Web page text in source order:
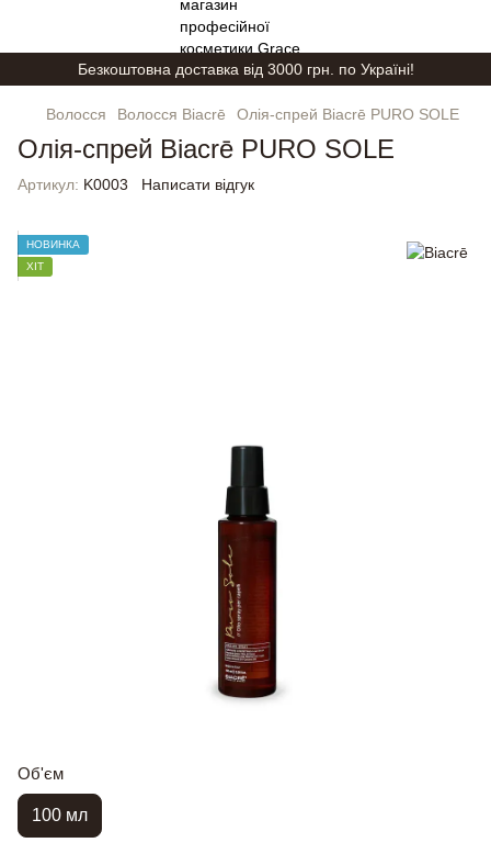
Безкоштовна доставка від 3000 грн. по Україні!
Волосся Волосся Biacrē Олія-спрей Biacrē PURO SOLE
Олія-спрей Biacrē PURO SOLE
Артикул: K0003 Написати відгук
НОВИНКА
ХІТ
Об'єм
100 мл